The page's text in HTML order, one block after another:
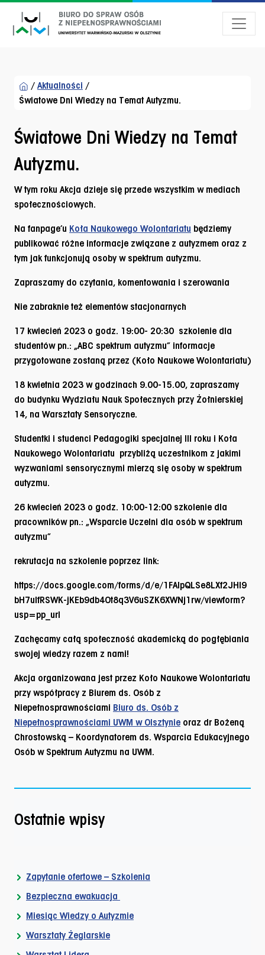
/ Aktualności /
Światowe Dni Wiedzy na Temat Autyzmu.
Światowe Dni Wiedzy na Temat
Autyzmu.
W tym roku Akcja dzieje się przede wszystkim w mediach
społecznościowych.
Na fanpage’u Koła Naukowego Wolontariatu będziemy
publikować różne informacje związane z autyzmem oraz z
tym jak funkcjonują osoby w spektrum autyzmu.
Zapraszamy do czytania, komentowania i szerowania
Nie zabraknie też elementów stacjonarnych
17 kwiecień 2023 o godz. 19:00- 20:30 szkolenie dla
studentów pn.: „ABC spektrum autyzmu” informacje
przygotowane zostaną przez (Koło Naukowe Wolontariatu)
18 kwietnia 2023 w godzinach 9.00-15.00, zapraszamy
do budynku Wydziału Nauk Społecznych przy Żołnierskiej
14, na Warsztaty Sensoryczne.
Studentki i studenci Pedagogiki specjalnej III roku i Koła
Naukowego Wolontariatu przybliżą uczestnikom z jakimi
wyzwaniami sensorycznymi mierzą się osoby w spektrum
autyzmu.
26 kwiecień 2023 o godz. 10:00-12:00 szkolenie dla
pracowników pn.: „Wsparcie Uczelni dla osób w spektrum
autyzmu”
rekrutacja na szkolenie poprzez link:
https://docs.google.com/forms/d/e/1FAIpQLSe8LXf2JHl9
bH7ulfRSWK-jKEb9db4Ot8q3V6uSZK6XWNj1rw/viewform?
usp=pp_url
Zachęcamy całą społeczność akademicką do pogłębiania
swojej wiedzy razem z nami!
Akcja organizowana jest przez Koło Naukowe Wolontariatu
przy współpracy z Biurem ds. Osób z
Niepełnosprawnościami Biuro ds. Osób z
Niepełnosprawnościami UWM w Olsztynie oraz dr Bożeną
Chrostowską – Koordynatorem ds. Wsparcia Edukacyjnego
Osób w Spektrum Autyzmu na UWM.
Ostatnie wpisy
Zapytanie ofertowe – Szkolenia
Bezpieczna ewakuacja
Miesiąc Wiedzy o Autyzmie
Warsztaty Żeglarskie